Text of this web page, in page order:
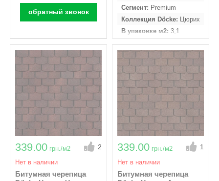
обратный звонок
Сегмент
Premium
Коллекция Döcke
Цюрих
В упаковке м2 3,1
Кол - во гонтов в
упаковке 22 шт
339.00 грн./м2 2
Нет в наличии
Битумная черепица
339.00 грн./м2 1
Нет в наличии
Битумная черепица